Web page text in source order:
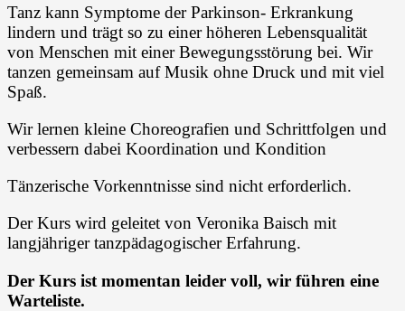
Tanz kann Symptome der Parkinson- Erkrankung
lindern und trägt so zu einer höheren Lebensqualität
von Menschen mit einer Bewegungsstörung bei. Wir
tanzen gemeinsam auf Musik ohne Druck und mit viel
Spaß.
Wir lernen kleine Choreografien und Schrittfolgen und
verbessern dabei Koordination und Kondition
Tänzerische Vorkenntnisse sind nicht erforderlich.
Der Kurs wird geleitet von Veronika Baisch mit
langjähriger tanzpädagogischer Erfahrung.
Der Kurs ist momentan leider voll, wir führen eine
Warteliste.